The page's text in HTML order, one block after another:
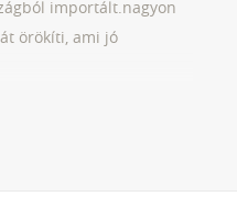
importált.nagyon
örökíti, ami jó